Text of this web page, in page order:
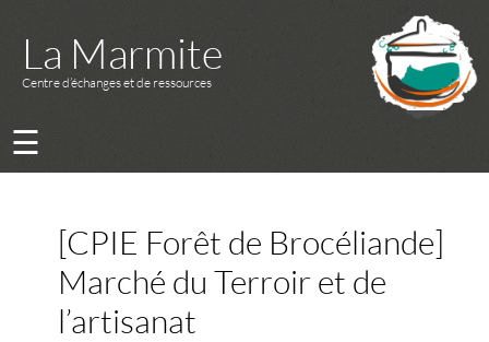
La Marmite
Centre d’échanges et de ressources
☰
[CPIE Forêt de Brocéliande]
Marché du Terroir et de
l’artisanat